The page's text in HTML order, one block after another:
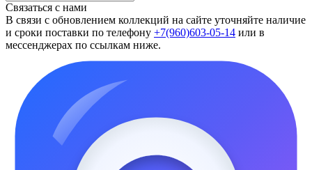
Связаться с нами
В связи с обновлением коллекций на сайте уточняйте наличие
и сроки поставки по телефону +7(960)603-05-14 или в
мессенджерах по ссылкам ниже.